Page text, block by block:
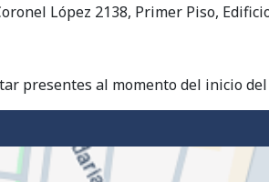
López 2138, Primer Piso, Edificio
presentes al momento del inicio